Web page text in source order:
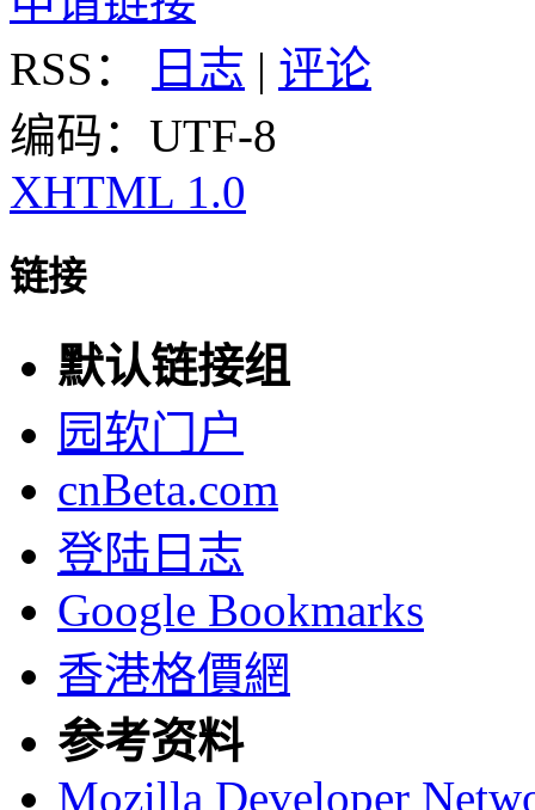
RSS：
日志 | 评论
编码：UTF-8
XHTML 1.0
链接
默认链接组
园软门户
cnBeta.com
登陆日志
Google Bookmarks
香港格價網
参考资料
Mozilla Developer